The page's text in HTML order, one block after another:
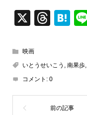
X
T
a
d
s
H
n
映画
いとうせいこう , 南果歩,
コメント: 0